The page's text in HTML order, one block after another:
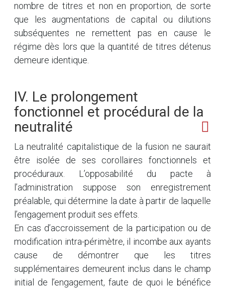
nombre de titres et non en proportion, de sorte
que les augmentations de capital ou dilutions
subséquentes ne remettent pas en cause le
régime dès lors que la quantité de titres détenus
demeure identique.
IV. Le prolongement
fonctionnel et procédural de la
neutralité
La neutralité capitalistique de la fusion ne saurait
être isolée de ses corollaires fonctionnels et
procéduraux. L’opposabilité du pacte à
l’administration suppose son enregistrement
préalable, qui détermine la date à partir de laquelle
l’engagement produit ses effets.
En cas d’accroissement de la participation ou de
modification intra-périmètre, il incombe aux ayants
cause de démontrer que les titres
supplémentaires demeurent inclus dans le champ
initial de l’engagement, faute de quoi le bénéfice